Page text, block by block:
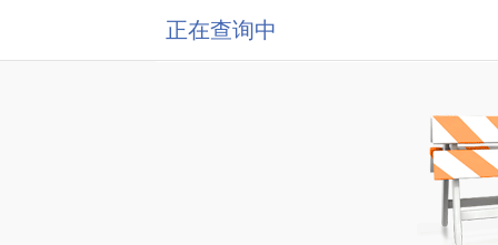
正在查询中